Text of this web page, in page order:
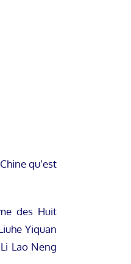
qu’est
des Huit
Yiquan
Lao Neng